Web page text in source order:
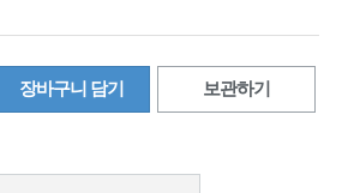
장바구니 담기 보관하기